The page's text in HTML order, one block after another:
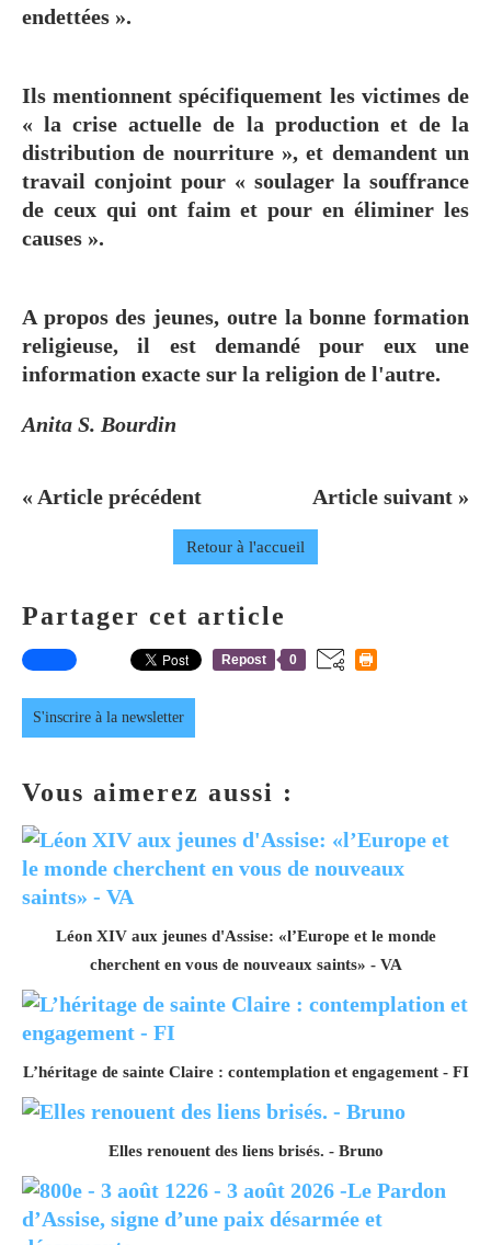
endettées ».
Ils mentionnent spécifiquement les victimes de
« la crise actuelle de la production et de la
distribution de nourriture », et demandent un
travail conjoint pour « soulager la souffrance
de ceux qui ont faim et pour en éliminer les
causes ».
A propos des jeunes, outre la bonne formation
religieuse, il est demandé pour eux une
information exacte sur la religion de l'autre.
Anita S. Bourdin
« Article précédent Article suivant »
Retour à l'accueil
Partager cet article
Repost 0
S'inscrire à la newsletter
Vous aimerez aussi :
Léon XIV aux jeunes d'Assise: «l’Europe et le monde
cherchent en vous de nouveaux saints» - VA
L’héritage de sainte Claire : contemplation et engagement - FI
Elles renouent des liens brisés. - Bruno